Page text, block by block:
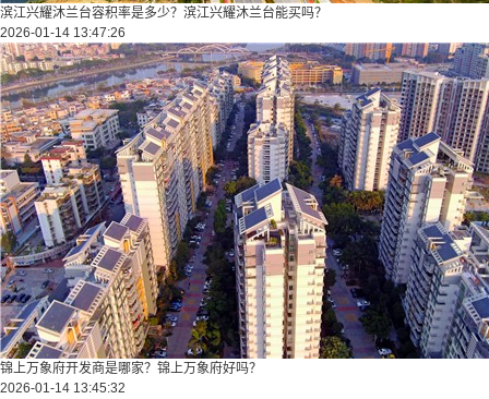
滨江兴耀沐兰台容积率是多少？滨江兴耀沐兰台能买吗？
2026-01-14 13:47:26
锦上万象府开发商是哪家？锦上万象府好吗？
2026-01-14 13:45:32